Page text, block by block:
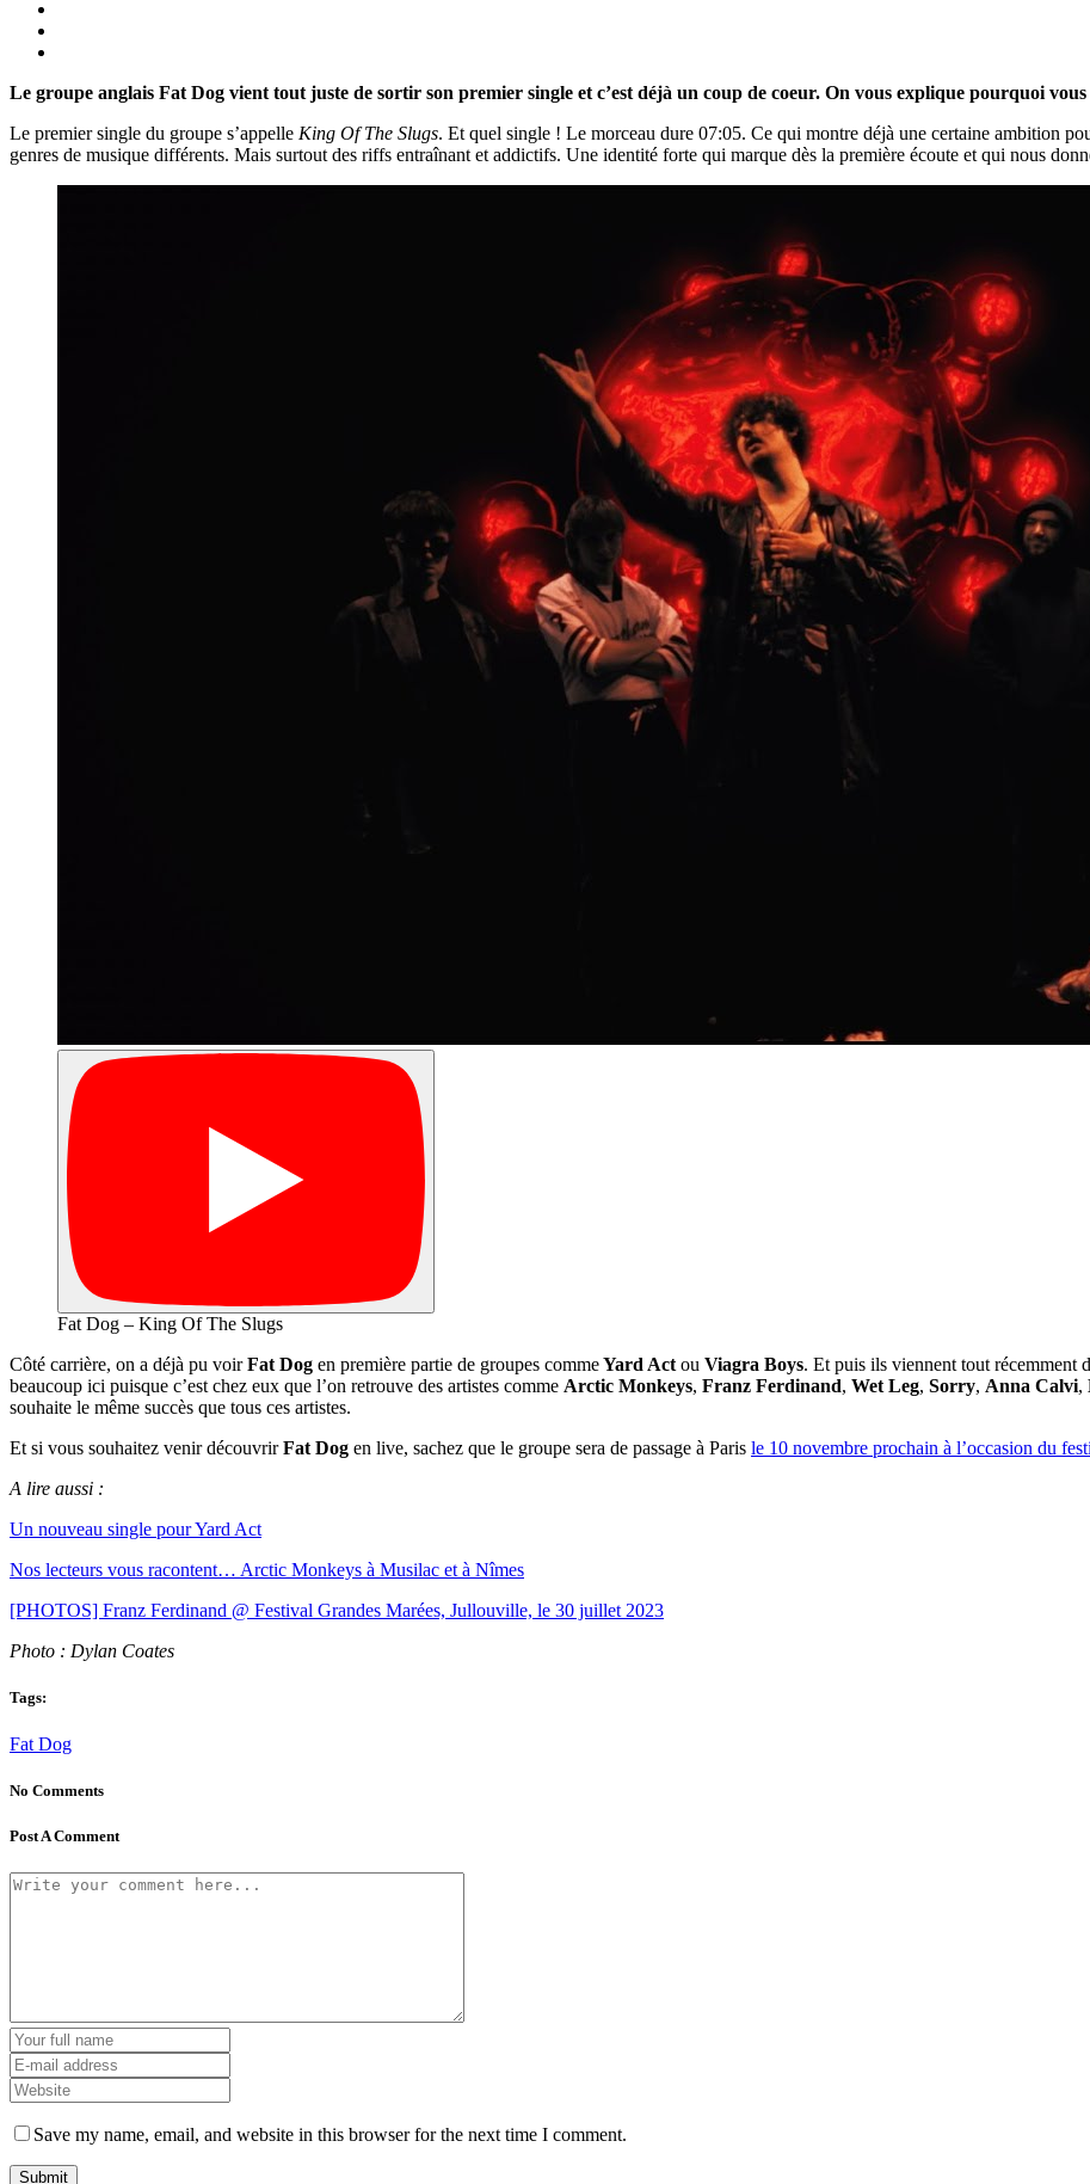
Le groupe anglais Fat Dog vient tout juste de sortir son premier single et c’est déjà un coup de coeur. On vous explique pourquoi
Le premier single du groupe s’appelle King Of The Slugs. Et quel single ! Le morceau dure 07:05. Ce qui montre déjà une certaine ambition
genres de musique différents. Mais surtout des riffs entraînant et addictifs. Une identité forte qui marque dès la première écoute et qui nous
Fat Dog – King Of The Slugs
Côté carrière, on a déjà pu voirFat Dog en première partie de groupes commeYard Act ou Viagra Boys. Et puis ils viennent tout récemment
beaucoup ici puisque c’est chez eux que l’on retrouve des artistes comme Arctic Monkeys, Franz Ferdinand, Wet Leg, Sorry, Anna Calvi,
souhaite le même succès que tous ces artistes.
Et si vous souhaitez venir découvrirFat Dog en live, sachez que le groupe sera de passage à Paris le 10 novembre prochain à l’occasion du
A lire aussi :
Un nouveau single pour Yard Act
Nos lecteurs vous racontent… Arctic Monkeys à Musilac et à Nîmes
[PHOTOS] Franz Ferdinand @ Festival Grandes Marées, Jullouville, le 30 juillet 2023
Photo : Dylan Coates
Tags:
Fat Dog
No Comments
Post A Comment
Save my name, email, and website in this browser for the next time I comment.